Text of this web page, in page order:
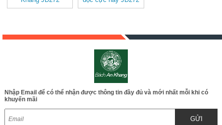
bachbiendau
bachbiendau
Nhập Email để có thể nhận được thông tin đầy đủ và mới nhất mỗi khi có
khuyến mãi
GỬI